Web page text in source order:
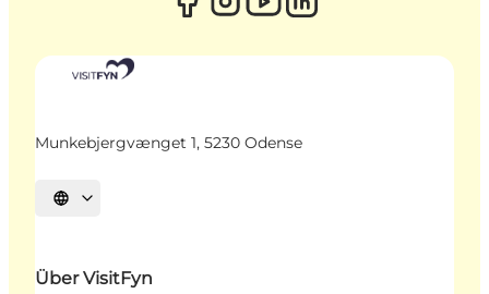
Munkebjergvænget 1, 5230 Odense
Sprache auswählen
Über VisitFyn